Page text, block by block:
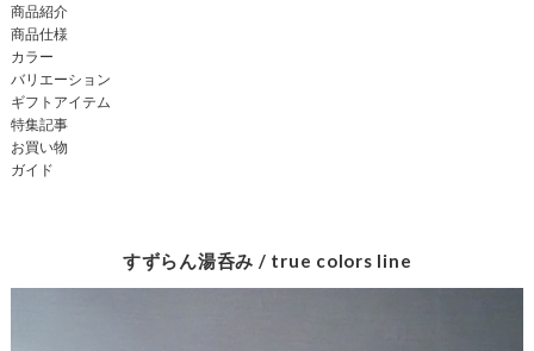
商品紹介
商品仕様
カラー
バリエーション
ギフトアイテム
特集記事
お買い物
ガイド
すずらん湯呑み / true colors line